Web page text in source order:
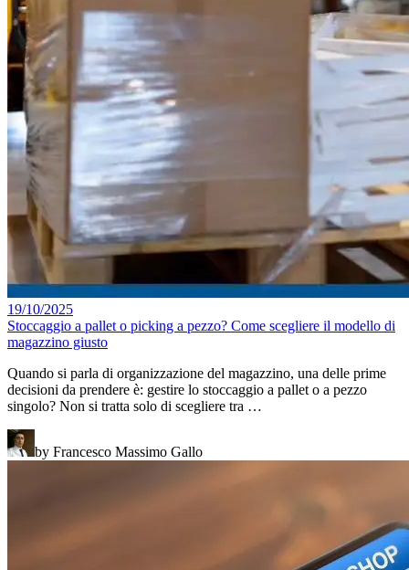
19/10/2025
Stoccaggio a pallet o picking a pezzo? Come scegliere il modello di
magazzino giusto
Quando si parla di organizzazione del magazzino, una delle prime
decisioni da prendere è: gestire lo stoccaggio a pallet o a pezzo
singolo? Non si tratta solo di scegliere tra …
by Francesco Massimo Gallo